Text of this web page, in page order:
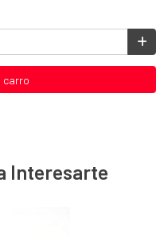
carro
Interesarte